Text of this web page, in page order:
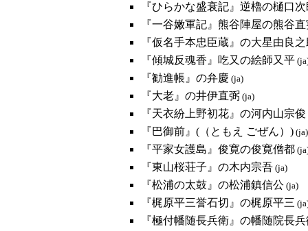
『ひらかな盛衰記』逆櫓の樋口
『一谷嫩軍記』熊谷陣屋の熊谷
『仮名手本忠臣蔵』の大星由良
『傾城反魂香』吃又の絵師又平
『勧進帳』の弁慶 (ja)
『大老』の井伊直弼 (ja)
『天衣紛上野初花』の河内山宗俊
『巴御前』(（ともえ ごぜん）) (ja)
『平家女護島』俊寛の俊寛僧都
『東山桜荘子』の木内宗吾 (ja)
『松浦の太鼓』の松浦鎮信公 (ja)
『梶原平三誉石切』の梶原平三
『極付幡随長兵衛』の幡随院長